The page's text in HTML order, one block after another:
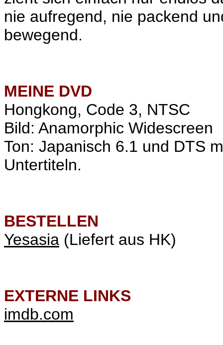
nie aufregend, nie packend
bewegend.
MEINE DVD
Hongkong, Code 3, NTSC
Bild: Anamorphic Widescreen
Ton: Japanisch 6.1 und DTS
Untertiteln.
BESTELLEN
Yesasia (Liefert aus HK)
EXTERNE LINKS
imdb.com